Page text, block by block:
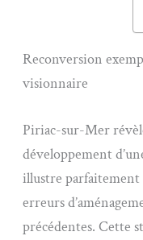
Reconversion
visionnaire
Piriac-sur-Mer
développement
illustre parfaitement
erreurs
précédentes. Cette